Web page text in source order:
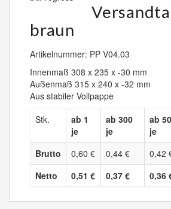
braun
Artikelnummer: PP V04.03
Innenmaß 308 x 235 x -30 mm
Außenmaß 315 x 240 x -32 mm
Aus stabiler Vollpappe
Stk.
ab 1
je
ab 300
je
ab
je
Brutto
0,60 € 0,44 € 0,42
Netto
0,51 € 0,37 € 0,36